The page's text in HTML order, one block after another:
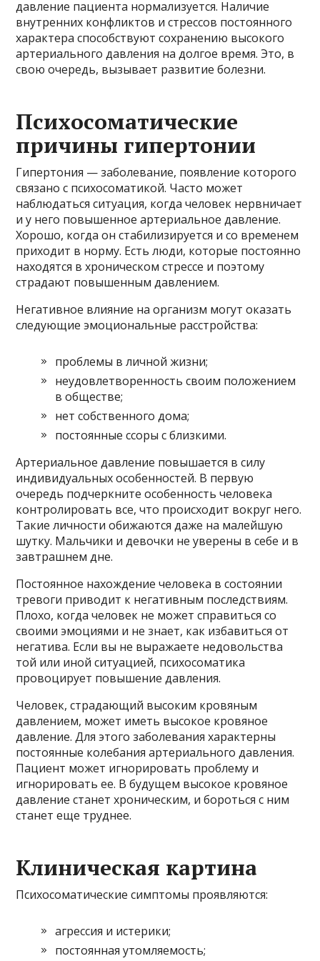
давление пациента нормализуется. Наличие
внутренних конфликтов и стрессов постоянного
характера способствуют сохранению высокого
артериального давления на долгое время. Это, в
свою очередь, вызывает развитие болезни.
Психосоматические
причины гипертонии
Гипертония — заболевание, появление которого
связано с психосоматикой. Часто может
наблюдаться ситуация, когда человек нервничает
и у него повышенное артериальное давление.
Хорошо, когда он стабилизируется и со временем
приходит в норму. Есть люди, которые постоянно
находятся в хроническом стрессе и поэтому
страдают повышенным давлением.
Негативное влияние на организм могут оказать
следующие эмоциональные расстройства:
проблемы в личной жизни;
неудовлетворенность своим положением
в обществе;
нет собственного дома;
постоянные ссоры с близкими.
Артериальное давление повышается в силу
индивидуальных особенностей. В первую
очередь подчеркните особенность человека
контролировать все, что происходит вокруг него.
Такие личности обижаются даже на малейшую
шутку. Мальчики и девочки не уверены в себе и в
завтрашнем дне.
Постоянное нахождение человека в состоянии
тревоги приводит к негативным последствиям.
Плохо, когда человек не может справиться со
своими эмоциями и не знает, как избавиться от
негатива. Если вы не выражаете недовольства
той или иной ситуацией, психосоматика
провоцирует повышение давления.
Человек, страдающий высоким кровяным
давлением, может иметь высокое кровяное
давление. Для этого заболевания характерны
постоянные колебания артериального давления.
Пациент может игнорировать проблему и
игнорировать ее. В будущем высокое кровяное
давление станет хроническим, и бороться с ним
станет еще труднее.
Клиническая картина
Психосоматические симптомы проявляются:
агрессия и истерики;
постоянная утомляемость;